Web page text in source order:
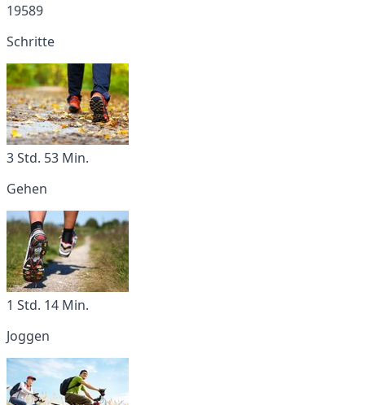
19589
Schritte
3 Std. 53 Min.
Gehen
1 Std. 14 Min.
Joggen